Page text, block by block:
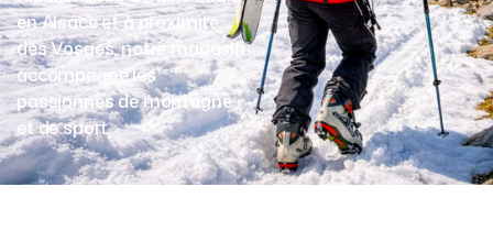
en Alsace et à proximité
des Vosges, notre magasin
accompagne les
passionnés de montagne
et de sport.